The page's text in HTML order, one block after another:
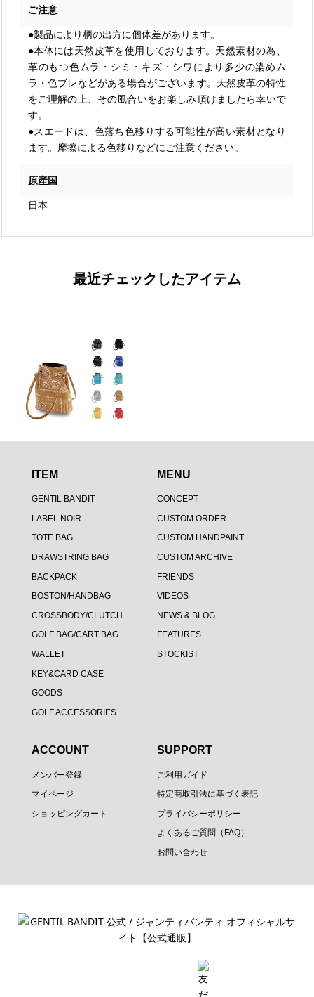
ご注意
●製品により柄の出方に個体差があります。
●本体には天然皮革を使用しております。天然素材の為、
革のもつ色ムラ・シミ・キズ・シワにより多少の染めム
ラ・色ブレなどがある場合がございます。天然皮革の特性
をご理解の上、その風合いをお楽しみ頂けましたら幸いで
す。
●スエードは、色落ち色移りする可能性が高い素材となり
ます。摩擦による色移りなどにご注意ください。
原産国
日本
最近チェックしたアイテム
ITEM
GENTIL BANDIT
LABEL NOIR
TOTE BAG
DRAWSTRING BAG
BACKPACK
BOSTON/HANDBAG
CROSSBODY/CLUTCH
GOLF BAG/CART BAG
WALLET
KEY&CARD CASE
GOODS
GOLF ACCESSORIES
MENU
CONCEPT
CUSTOM ORDER
CUSTOM HANDPAINT
CUSTOM ARCHIVE
FRIENDS
VIDEOS
NEWS & BLOG
FEATURES
STOCKIST
ACCOUNT
メンバー登録
マイページ
ショッピングカート
SUPPORT
ご利用ガイド
特定商取引法に基づく表記
プライバシーポリシー
よくあるご質問（FAQ）
お問い合わせ